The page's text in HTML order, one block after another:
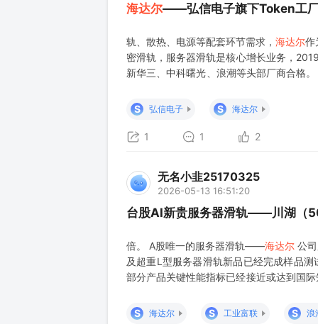
海达尔——弘信电子旗下Token工
轨、散热、电源等配套环节需求， 海达尔作
密滑轨，服务器滑轨是核心增长业务，
新华三、中科曙光、浪潮等头部厂商合格
必须采购滑轨 ，
海达尔 是
S 弘信电子 S 海达尔
1 1 2
无名小韭25170325
2026-05-13 16:51:20
台股AI新贵服务器滑轨——川湖
倍。 A股唯一的服务器滑轨——海达尔 公
及超重L型服务器滑轨新品已经完成样品
部分产品关键性能指标已经接近或达到国
为公司开发和布局的新产品，长度范围和承
S 海达尔 S 工业富联 S 浪